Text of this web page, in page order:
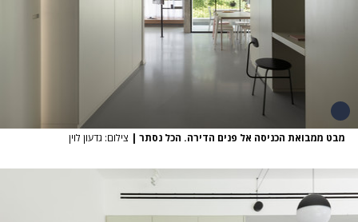
מבט ממבואת הכניסה אל פנים הדירה. הכל נסתר | צילום: גדעון לוין